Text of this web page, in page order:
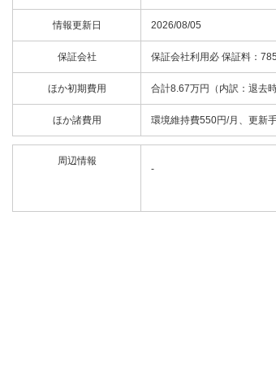
情報更新日 2026/08/05
保証会社 保証会社利用必 保証料：
ほか初期費用 合計8.67万円（内訳：退去
ほか諸費用 環境維持費550円/月、更新
周辺情報
-